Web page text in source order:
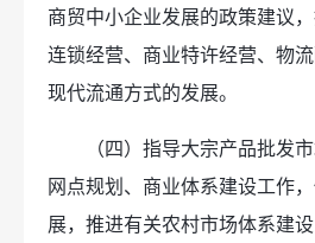
商贸中小企业发展的政策建议
连锁经营、商业特许经营、物
现代流通方式的发展。
（四）指导大宗产品批发
网点规划、商业体系建设工作
展，推进有关农村市场体系建